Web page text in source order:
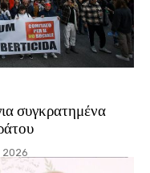
συγκρατημένα
2026